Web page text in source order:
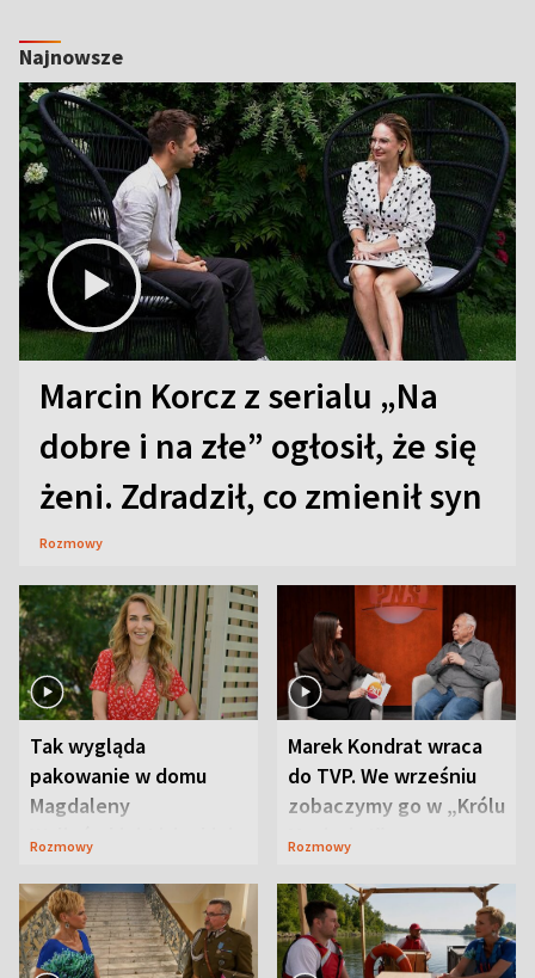
Najnowsze
Marcin Korcz z serialu „Na
dobre i na złe” ogłosił, że się
żeni. Zdradził, co zmienił syn
Rozmowy
Tak wygląda
pakowanie w domu
Magdaleny
Waligórskiej-Lisieckiej.
Rozmowy
Marek Kondrat wraca
do TVP. We wrześniu
zobaczymy go w „Królu
Maciusiu I”
Rozmowy